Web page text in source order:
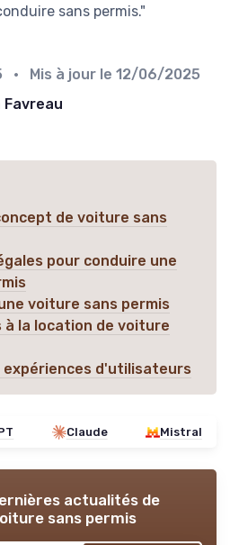
sans permis."
• Mis à jour le 12/06/2025
de voiture sans
pour conduire une
voiture sans permis
la location de voiture
expériences d'utilisateurs
Claude Mistral
actualités de
sans permis